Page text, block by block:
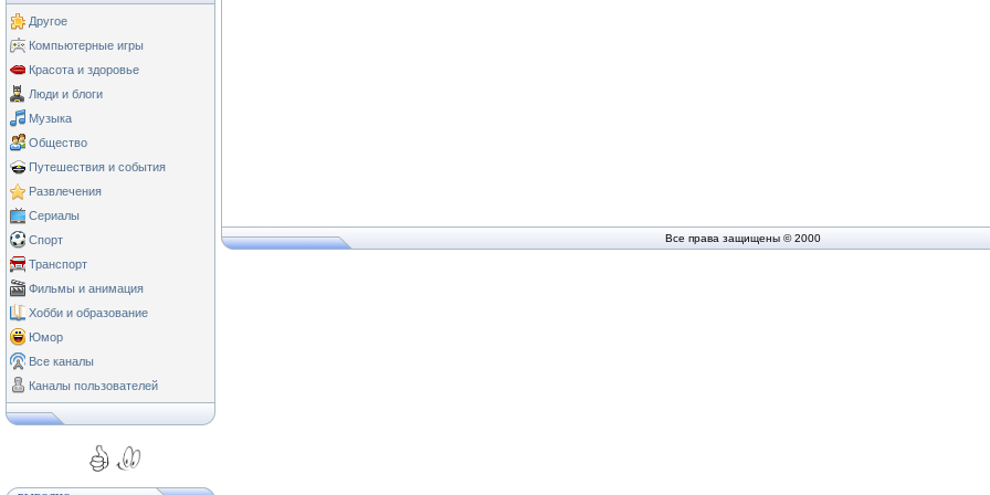
Другое
Компьютерные игры
Красота и здоровье
Люди и блоги
Музыка
Общество
Путешествия и события
Развлечения
Сериалы
Спорт
Транспорт
Фильмы и анимация
Хобби и образование
Юмор
Все каналы
Каналы пользователей
Все права защищены © 2000